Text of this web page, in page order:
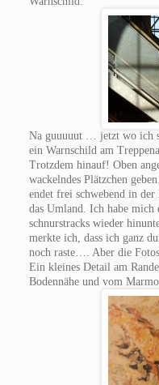
Na guuuuut … jetzt wo ich
ein Warnschild am
Trotzdem hinauf! Oben
wackelndes Plätzchen
endet frei schwebend in
das Umland. Ich habe
schnurstracks wieder
merkte ich, dass ich ganz
noch raste…. Aber die
Ein kleines Detail am
Bodennähe und vom